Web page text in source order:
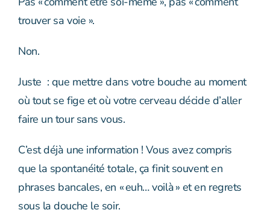
trouver sa voie ».
Non.
Juste : que mettre dans votre bouche au moment
où tout se fige et où votre cerveau décide d’aller
faire un tour sans vous.
C’est déjà une information ! Vous avez compris
que la spontanéité totale, ça finit souvent en
phrases bancales, en « euh… voilà » et en regrets
sous la douche le soir.